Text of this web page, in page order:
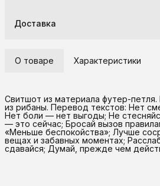
Доставка
О товаре Характеристики
Свитшот из материала футер-
из рибаны. Перевод текстов: Нет
Нет боли — нет выгоды; Не
— это сейчас; Бросай вызов
«Меньше беспокойства»; Лучше
вещах и забавных моментах;
сдавайся; Думай, прежде чем